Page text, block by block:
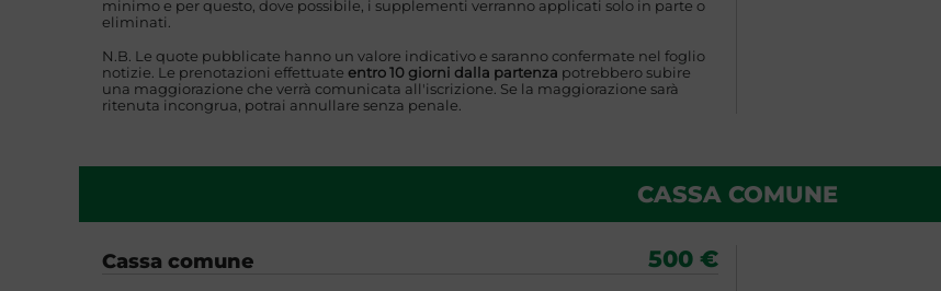
minimo e per questo, dove possibile, i supplementi verranno applicati solo in parte o
eliminati.
N.B. Le quote pubblicate hanno un valore indicativo e saranno confermate nel foglio
notizie. Le prenotazioni effettuate entro 10 giorni dalla partenza potrebbero subire
una maggiorazione che verrà comunicata all'iscrizione. Se la maggiorazione sarà
ritenuta incongrua, potrai annullare senza penale.
CASSA COMUNE
Cassa comune 500 €